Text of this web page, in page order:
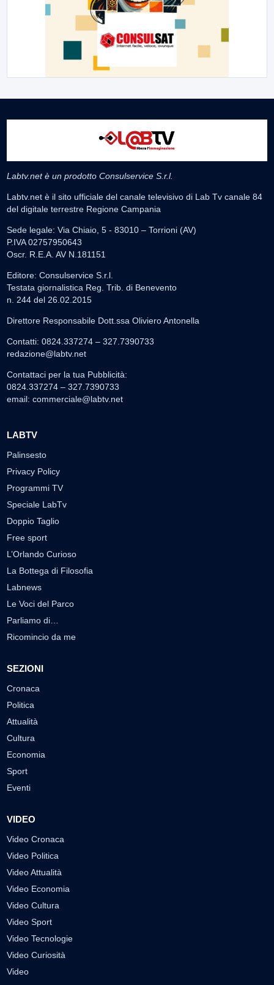
Labtv.net è un prodotto Consulservice S.r.l.
Labtv.net è il sito ufficiale del canale televisivo di Lab Tv canale 84
del digitale terrestre Regione Campania
Sede legale: Via Chiaio, 5 - 83010 – Torrioni (AV)
P.IVA 02757950643
Oscr. R.E.A. AV N.181151
Editore: Consulservice S.r.l.
Testata giornalistica Reg. Trib. di Benevento
n. 244 del 26.02.2015
Direttore Responsabile Dott.ssa Oliviero Antonella
Contatti: 0824.337274 – 327.7390733
redazione@labtv.net
Contattaci per la tua Pubblicità:
0824.337274 – 327.7390733
email: commerciale@labtv.net
LABTV
Palinsesto
Privacy Policy
Programmi TV
Speciale LabTv
Doppio Taglio
Free sport
L’Orlando Curioso
La Bottega di Filosofia
Labnews
Le Voci del Parco
Parliamo di…
Ricomincio da me
SEZIONI
Cronaca
Politica
Attualità
Cultura
Economia
Sport
Eventi
VIDEO
Video Cronaca
Video Politica
Video Attualità
Video Economia
Video Cultura
Video Sport
Video Tecnologie
Video Curiosità
Video